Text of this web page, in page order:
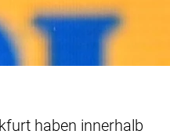
haben innerhalb